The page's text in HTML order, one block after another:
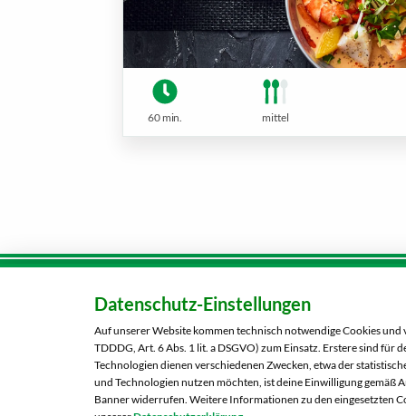
60 min. mittel
Karriere
Über uns
Kontaktformular
Tel.:
Datenschutz-Einstellungen
Auf unserer Website kommen technisch notwendige Cookies
TDDDG, Art. 6 Abs. 1 lit. a DSGVO) zum Einsatz. Erstere sind
Technologien dienen verschiedenen Zwecken, etwa der
und Technologien nutzen möchten, ist deine Einwilligung gemäß
Banner widerrufen. Weitere Informationen zu den eingesetzten